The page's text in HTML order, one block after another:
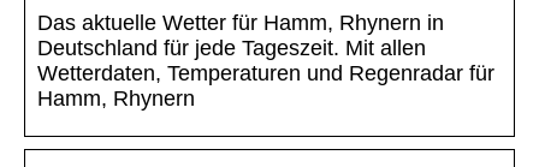
Das aktuelle Wetter für Hamm, Rhynern in
Deutschland für jede Tageszeit. Mit allen
Wetterdaten, Temperaturen und Regenradar für
Hamm, Rhynern